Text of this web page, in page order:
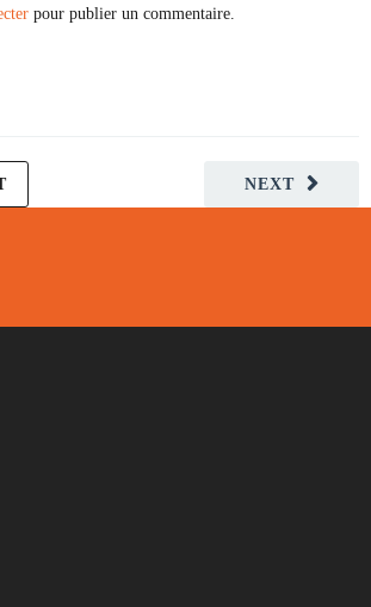
pour publier un commentaire.
NEXT